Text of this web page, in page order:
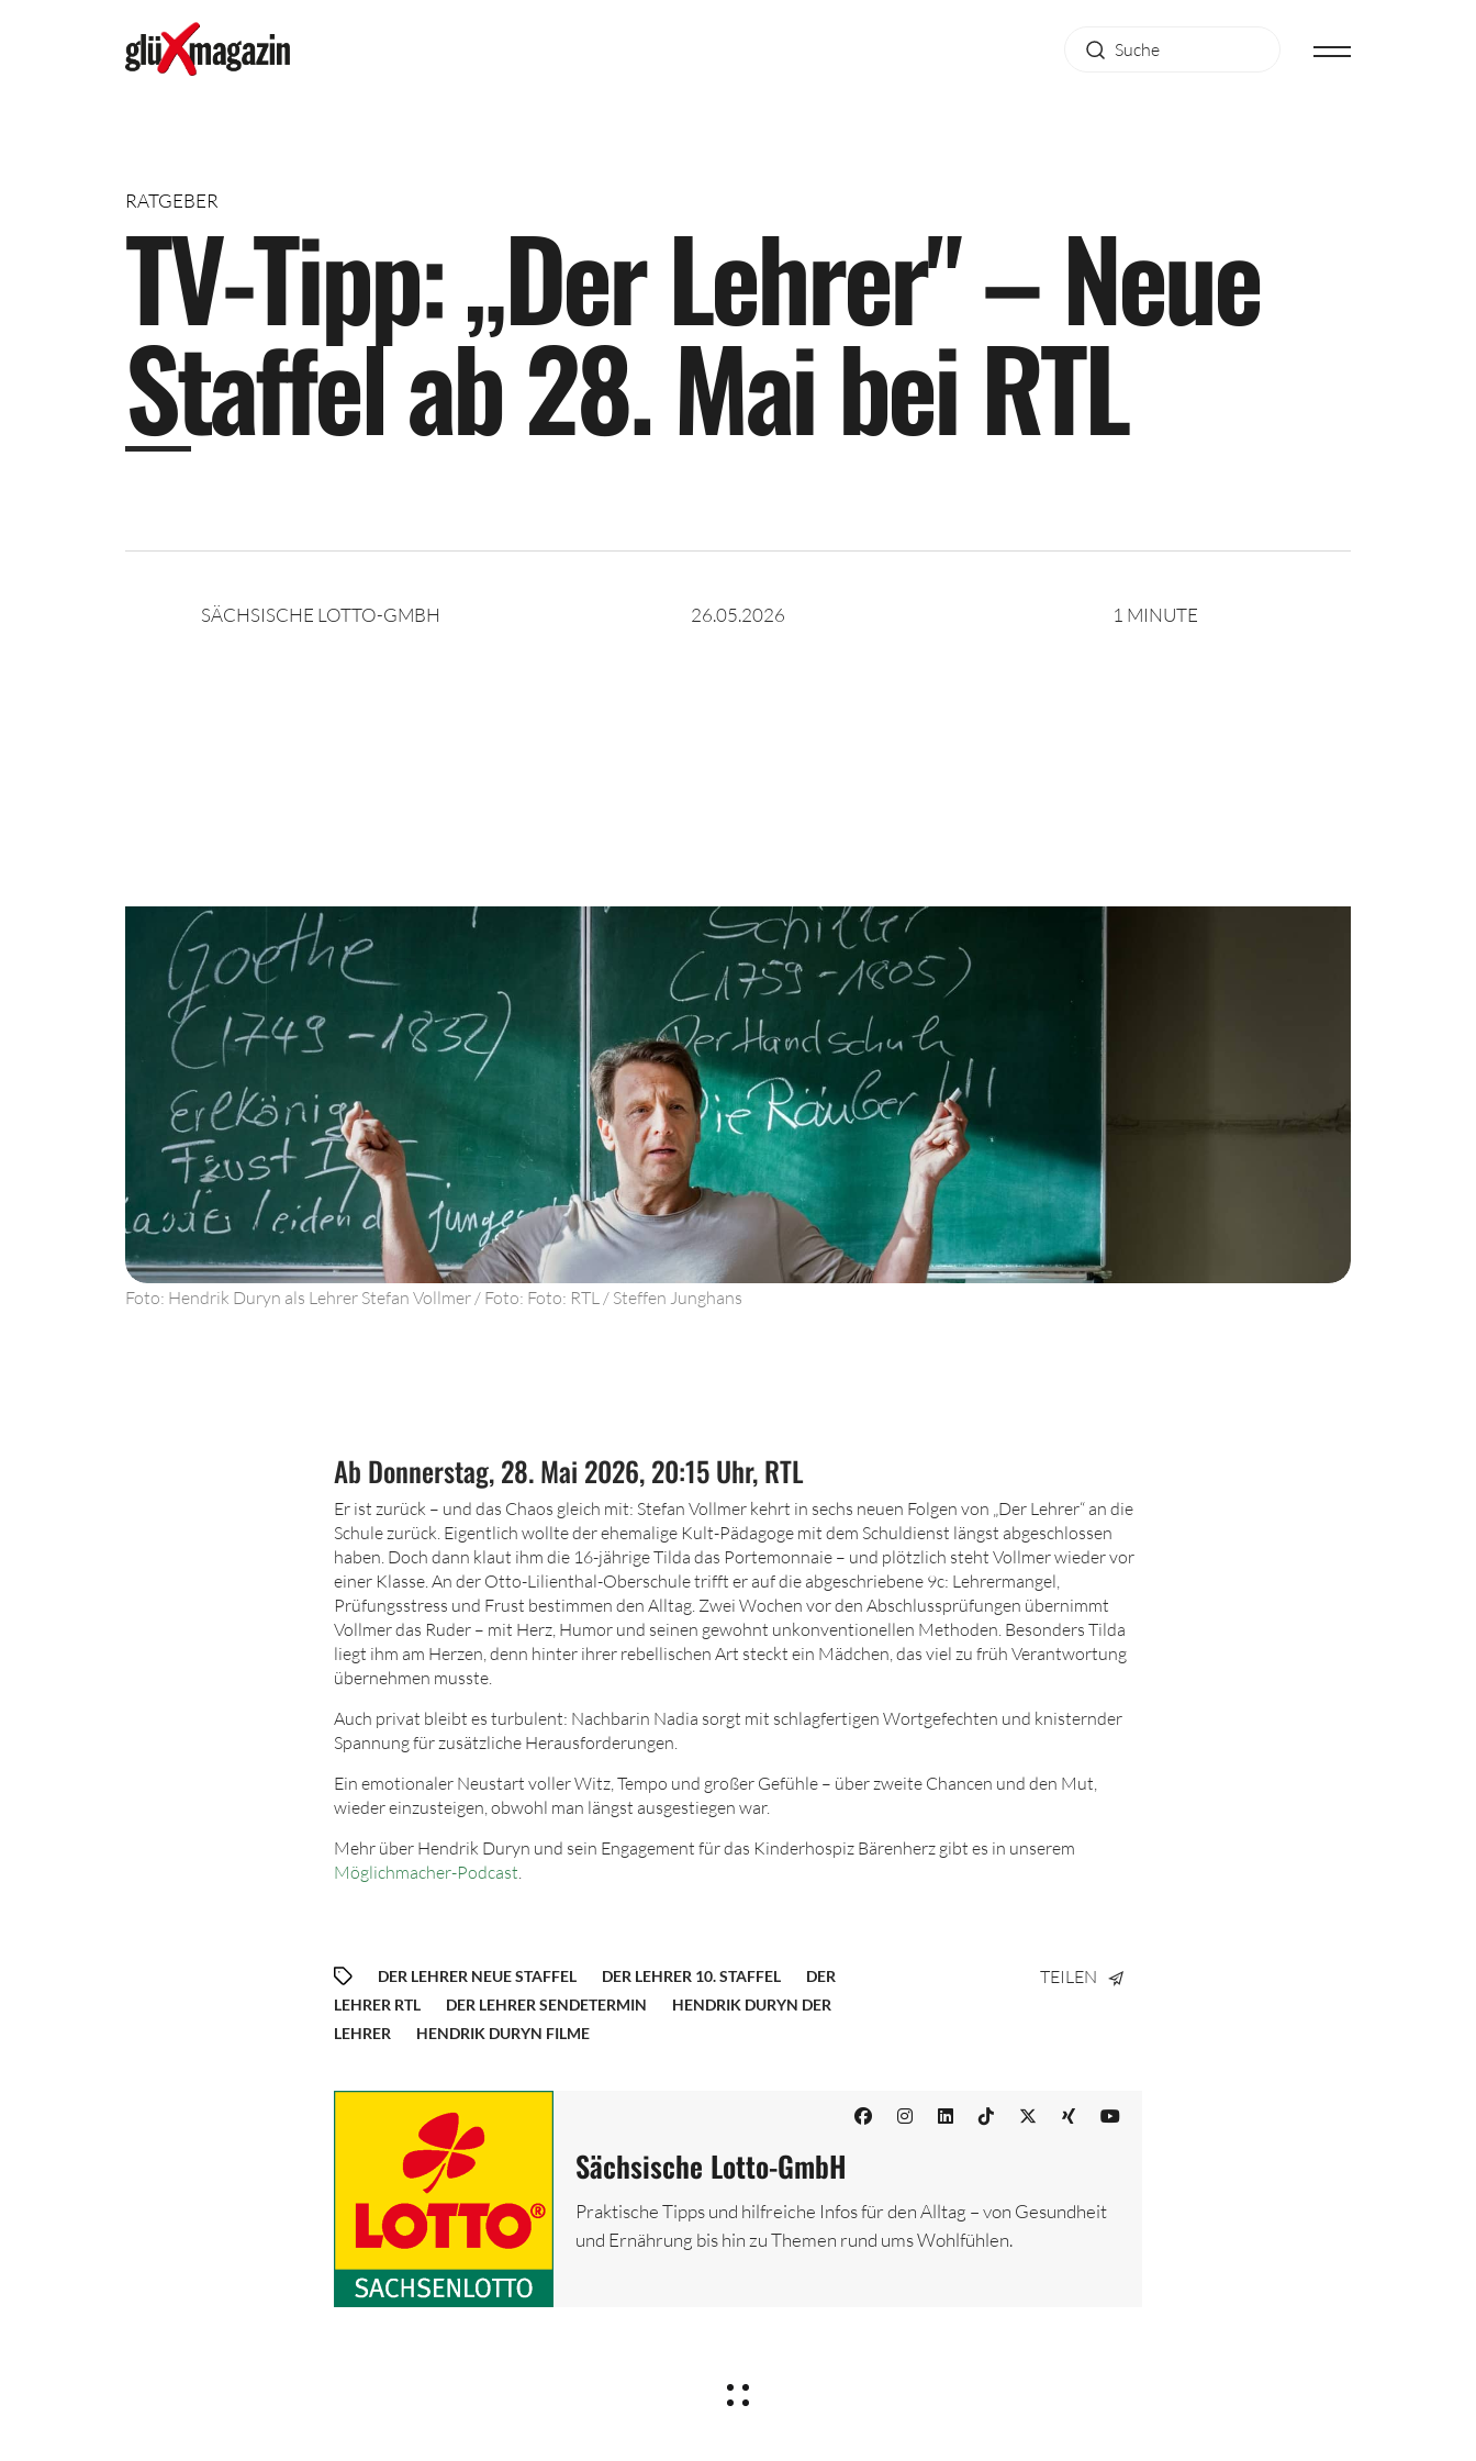
RATGEBER
TV-Tipp:„DerLehrer"–Neue
Staffelab28.MaibeiRTL
SÄCHSISCHE LOTTO-GMBH 26.05.2026 1 MINUTE
Foto: Hendrik Duryn als Lehrer Stefan Vollmer / Foto: Foto: RTL / Steffen Junghans
Ab Donnerstag, 28. Mai 2026, 20:15 Uhr, RTL
Er ist zurück – und das Chaos gleich mit: Stefan Vollmer kehrt in sechs neuen Folgen von „Der Lehrer“ an die
Schule zurück. Eigentlich wollte der ehemalige Kult-Pädagoge mit dem Schuldienst längst abgeschlossen
haben. Doch dann klaut ihm die 16-jährige Tilda das Portemonnaie – und plötzlich steht Vollmer wieder vor
einer Klasse. An der Otto-Lilienthal-Oberschule trifft er auf die abgeschriebene 9c: Lehrermangel,
Prüfungsstress und Frust bestimmen den Alltag. Zwei Wochen vor den Abschlussprüfungen übernimmt
Vollmer das Ruder – mit Herz, Humor und seinen gewohnt unkonventionellen Methoden. Besonders Tilda
liegt ihm am Herzen, denn hinter ihrer rebellischen Art steckt ein Mädchen, das viel zu früh Verantwortung
übernehmen musste.
Auch privat bleibt es turbulent: Nachbarin Nadia sorgt mit schlagfertigen Wortgefechten und knisternder
Spannung für zusätzliche Herausforderungen.
Ein emotionaler Neustart voller Witz, Tempo und großer Gefühle – über zweite Chancen und den Mut,
wieder einzusteigen, obwohl man längst ausgestiegen war.
Mehr über Hendrik Duryn und sein Engagement für das Kinderhospiz Bärenherz gibt es in unserem
Möglichmacher-Podcast
DER LEHRER NEUE STAFFEL DER LEHRER 10. STAFFEL
DER
LEHRER RTL
DER LEHRER SENDETERMIN
HENDRIK DURYN DER
LEHRER
HENDRIK DURYN FILME
TEILEN
Sächsische Lotto-GmbH
Praktische Tipps und hilfreiche Infos für den Alltag – von Gesundheit
und Ernährung bis hin zu Themen rund ums Wohlfühlen.